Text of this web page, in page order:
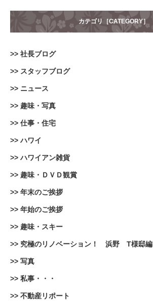
カテゴリ［CATEGORY］
社長ブログ
スタッフブログ
ニュース
趣味・写真
仕事・住宅
ハワイ
ハワイアン雑貨
趣味・ＤＶＤ観賞
年末のご挨拶
年始のご挨拶
趣味・スキー
究極のリノベーション！ 浜野 T様邸編
写真
私事・・・
不動産リポート